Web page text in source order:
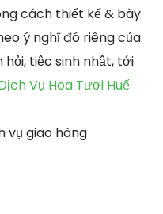
cách thiết kế & bày
ý nghĩ đó riêng của
tiệc sinh nhật, tới
Vụ Hoa Tươi Huế
vụ giao hàng